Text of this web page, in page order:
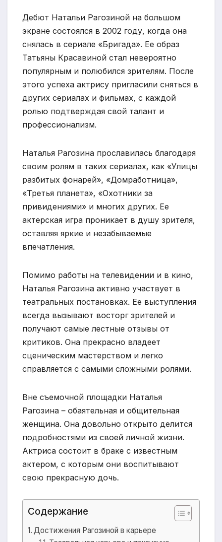
Дебют Натальи Рагозиной на большом
экране состоялся в 2002 году, когда она
снялась в сериале «Бригада». Ее образ
Татьяны Красавиной стал невероятно
популярным и полюбился зрителям. После
этого успеха актрису пригласили сняться в
других сериалах и фильмах, с каждой
ролью подтверждая свой талант и
профессионализм.
Наталья Рагозина прославилась благодаря
своим ролям в таких сериалах, как «Улицы
разбитых фонарей», «Домработница»,
«Третья планета», «Охотники за
привидениями» и многих других. Ее
актерская игра проникает в душу зрителя,
оставляя яркие и незабываемые
впечатления.
Помимо работы на телевидении и в кино,
Наталья Рагозина активно участвует в
театральных постановках. Ее выступления
всегда вызывают восторг зрителей и
получают самые лестные отзывы от
критиков. Она прекрасно владеет
сценическим мастерством и легко
справляется с самыми сложными ролями.
Вне съемочной площадки Наталья
Рагозина – обаятельная и общительная
женщина. Она довольно открыто делится
подробностями из своей личной жизни.
Актриса состоит в браке с известным
актером, с которым они воспитывают
свою прекрасную дочь.
Содержание
Достижения Рагозиной в карьере